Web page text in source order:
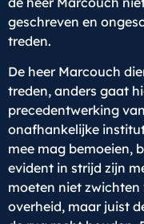
geschreven en
treden.
De heer Marcouch
treden, anders gaat
precedentwerking
onafhankelijke
mee mag bemoeien,
evident in strijd zijn
moeten niet
overheid, maar juist